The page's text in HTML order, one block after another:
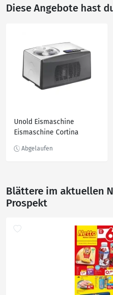
Diese Angebote hast
Unold Eismaschine
Eismaschine Cortina
Blättere im aktuellen
Prospekt